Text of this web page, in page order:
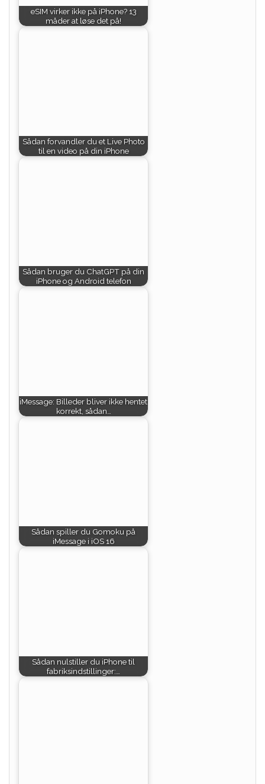
eSIM virker ikke på iPhone? 13
måder at løse det på!
Sådan forvandler du et Live Photo
til en video på din iPhone
Sådan bruger du ChatGPT på din
iPhone og Android telefon
iMessage: Billeder bliver ikke hentet
korrekt, sådan…
Sådan spiller du Gomoku på
iMessage i iOS 16
Sådan nulstiller du iPhone til
fabriksindstillinger:…